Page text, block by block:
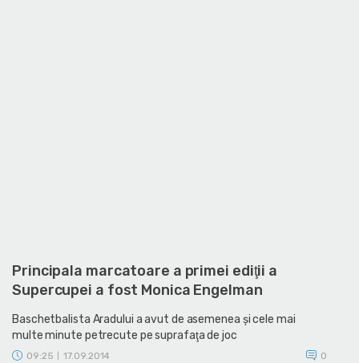
Principala marcatoare a primei ediţii a
Supercupei a fost Monica Engelman
Baschetbalista Aradului a avut de asemenea şi cele mai
multe minute petrecute pe suprafaţa de joc
09:25 17.09.2014 0